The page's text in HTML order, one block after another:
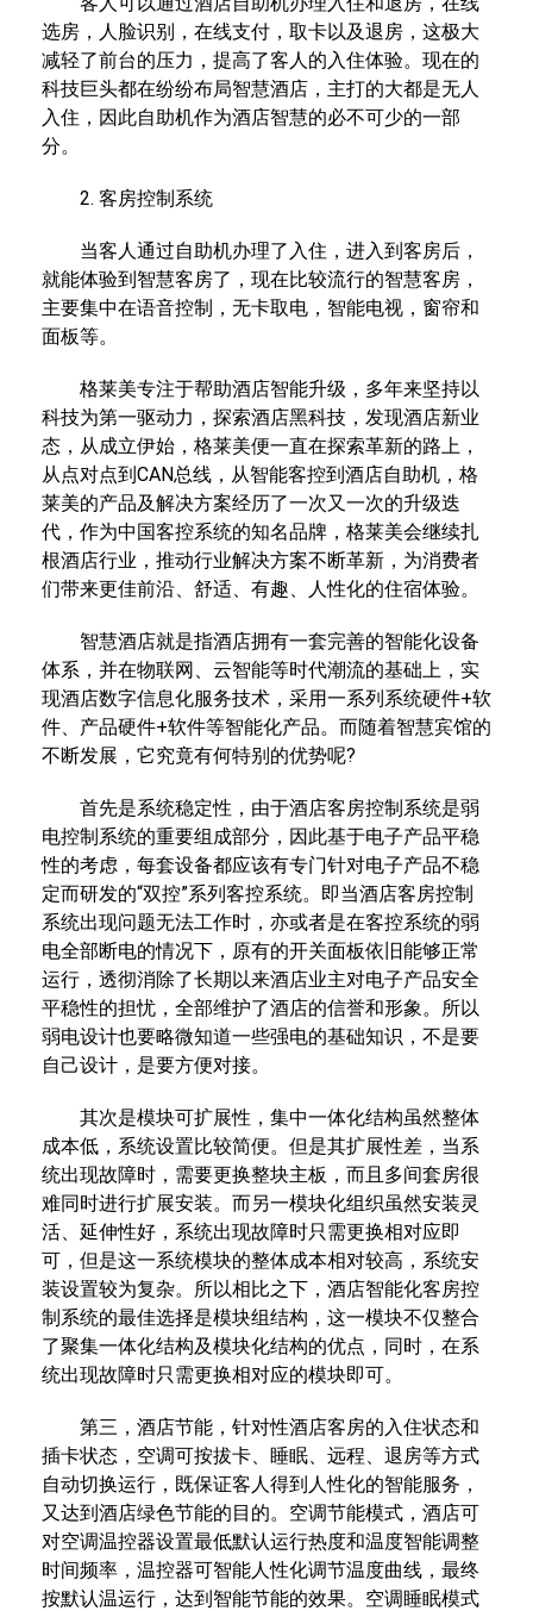
选房，人脸识别，在线支付，取卡以及退房，这极大
减轻了前台的压力，提高了客人的入住体验。现在的
科技巨头都在纷纷布局智慧酒店，主打的大都是无人
入住，因此自助机作为酒店智慧的必不可少的一部
分。
2. 客房控制系统
当客人通过自助机办理了入住，进入到客房后，
就能体验到智慧客房了，现在比较流行的智慧客房，
主要集中在语音控制，无卡取电，智能电视，窗帘和
面板等。
格莱美专注于帮助酒店智能升级，多年来坚持以
科技为第一驱动力，探索酒店黑科技，发现酒店新业
态，从成立伊始，格莱美便一直在探索革新的路上，
从点对点到CAN总线，从智能客控到酒店自助机，格
莱美的产品及解决方案经历了一次又一次的升级迭
代，作为中国客控系统的知名品牌，格莱美会继续扎
根酒店行业，推动行业解决方案不断革新，为消费者
们带来更佳前沿、舒适、有趣、人性化的住宿体验。
智慧酒店就是指酒店拥有一套完善的智能化设备
体系，并在物联网、云智能等时代潮流的基础上，实
现酒店数字信息化服务技术，采用一系列系统硬件+软
件、产品硬件+软件等智能化产品。而随着智慧宾馆的
不断发展，它究竟有何特别的优势呢?
首先是系统稳定性，由于酒店客房控制系统是弱
电控制系统的重要组成部分，因此基于电子产品平稳
性的考虑，每套设备都应该有专门针对电子产品不稳
定而研发的“双控”系列客控系统。即当酒店客房控制
系统出现问题无法工作时，亦或者是在客控系统的弱
电全部断电的情况下，原有的开关面板依旧能够正常
运行，透彻消除了长期以来酒店业主对电子产品安全
平稳性的担忧，全部维护了酒店的信誉和形象。所以
弱电设计也要略微知道一些强电的基础知识，不是要
自己设计，是要方便对接。
其次是模块可扩展性，集中一体化结构虽然整体
成本低，系统设置比较简便。但是其扩展性差，当系
统出现故障时，需要更换整块主板，而且多间套房很
难同时进行扩展安装。而另一模块化组织虽然安装灵
活、延伸性好，系统出现故障时只需更换相对应即
可，但是这一系统模块的整体成本相对较高，系统安
装设置较为复杂。所以相比之下，酒店智能化客房控
制系统的最佳选择是模块组结构，这一模块不仅整合
了聚集一体化结构及模块化结构的优点，同时，在系
统出现故障时只需更换相对应的模块即可。
第三，酒店节能，针对性酒店客房的入住状态和
插卡状态，空调可按拔卡、睡眠、远程、退房等方式
自动切换运行，既保证客人得到人性化的智能服务，
又达到酒店绿色节能的目的。空调节能模式，酒店可
对空调温控器设置最低默认运行热度和温度智能调整
时间频率，温控器可智能人性化调节温度曲线，最终
按默认温运行，达到智能节能的效果。空调睡眠模式